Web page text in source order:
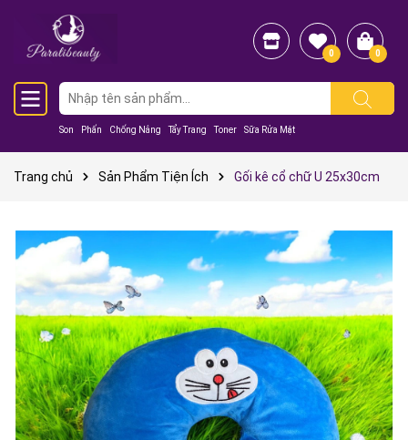
Son Phấn Chống Nắng Tẩy Trang Toner Sữa Rửa Mặt
0 0
Trang chủ Sản Phẩm Tiện Ích Gối kê cổ chữ U 25x30cm